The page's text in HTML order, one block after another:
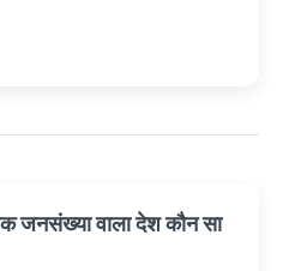
जनसंख्या वाला देश कौन सा